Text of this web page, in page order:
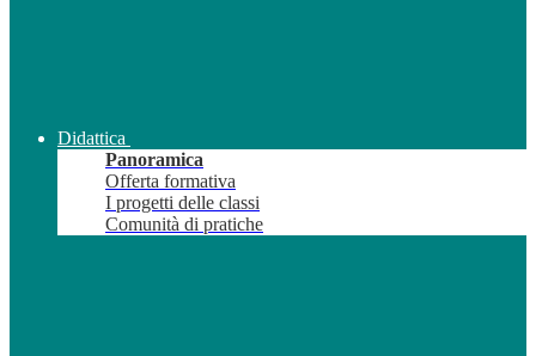
Didattica
Panoramica
Offerta formativa
I progetti delle classi
Comunità di pratiche